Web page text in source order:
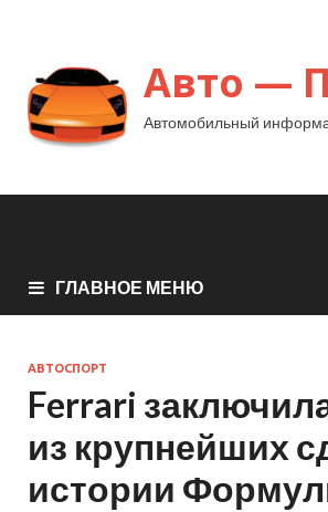
Авто —
Автомобильный
ГЛАВНОЕ МЕНЮ
АВТОСПОРТ
Ferrari
из крупнейших
истории